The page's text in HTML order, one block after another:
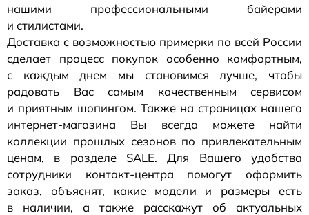
нашими профессиональными байерами
и стилистами.
Доставка с возможностью примерки по всей России
сделает процесс покупок особенно комфортным,
с каждым днем мы становимся лучше, чтобы
радовать Вас самым качественным сервисом
и приятным шопингом. Также на страницах нашего
интернет-магазина Вы всегда можете найти
коллекции прошлых сезонов по привлекательным
ценам, в разделе SALE. Для Вашего удобства
сотрудники контакт-центра помогут оформить
заказ, объяснят, какие модели и размеры есть
в наличии, а также расскажут об актуальных